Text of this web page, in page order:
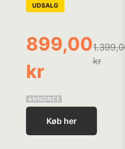
UDSALG
899,00
kr
kr
Køb her